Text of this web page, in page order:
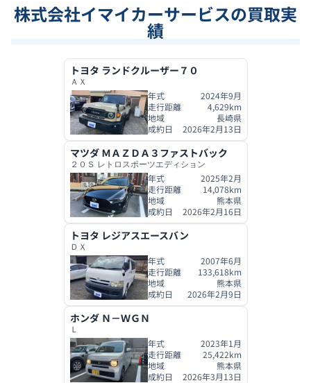
株式会社イマイカーサービスの買取実
績
トヨタ ランドクルーザー７０
ＡＸ
年式
2024年9月
走行距離
4,629km
地域
長崎県
成約日
2026年2月13日
マツダ ＭＡＺＤＡ３ファストバック
２０Ｓ レトロスポーツエディション
年式
2025年2月
走行距離
14,078km
地域
熊本県
成約日
2026年2月16日
トヨタ レジアスエースバン
ＤＸ
年式
2007年6月
走行距離
133,618km
地域
熊本県
成約日
2026年2月9日
ホンダ Ｎ－ＷＧＮ
Ｌ
年式
2023年1月
走行距離
25,422km
地域
熊本県
成約日
2026年3月13日